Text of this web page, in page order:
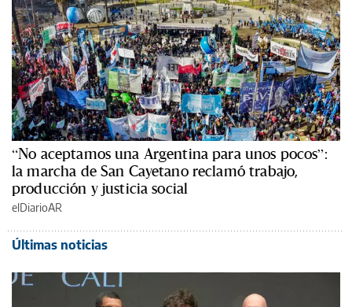
“No aceptamos una Argentina para unos pocos”:
la marcha de San Cayetano reclamó trabajo,
producción y justicia social
elDiarioAR
Últimas noticias